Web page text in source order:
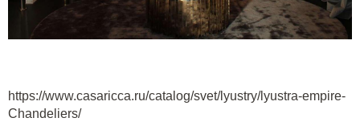
https://www.casaricca.ru/catalog/svet/lyustry/lyustra-empire-
Chandeliers/